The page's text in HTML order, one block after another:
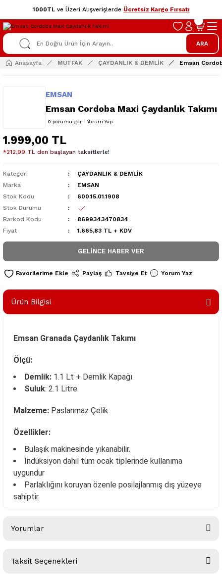
1000TLve Üzeri Alışverişlerde Ücretsiz Kargo Fırsatı
ARA
Anasayfa MUTFAK ÇAYDANLIK & DEMLİK Emsan
EMSAN
Emsan Cordoba Maxi Çaydanlık Takımı
0 yorumu gör - Yorum Yap
1.999,00 TL
*212,99 TL den başlayan taksitlerle!
Kategori
ÇAYDANLIK & DEMLİK
Marka
EMSAN
Stok Kodu
600.15.01.1908
Stok Durumu
Barkod Kodu
8699343470834
Fiyat
1.665,83 TL + KDV
GELINCE HABER VER
Paylaş Tavsiye Et Yorum Yaz
Ürün Bilgisi
Emsan Granada Çaydanlık Takımı
Ölçü:
Demlik: 1.1 Lt + Demlik Kapağı
Suluk: 2.1 Litre
Malzeme: Paslanmaz Çelik
Özellikler:
Bulaşık makinesinde yıkanabilir.
İndüksiyon dahil tüm ocak tiplerinde kullanıma
uygundur
Parlaklığını koruyan özenle posilajlanmış dış yüzeye
sahiptir.
Yorumlar
Taksit Seçenekleri